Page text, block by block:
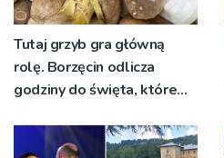
Tutaj grzyb gra główną
rolę. Borzęcin odlicza
godziny do święta, które
pokoleń